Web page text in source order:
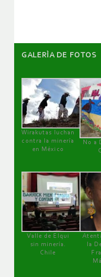
GALERÌA DE FOTOS
Wirakutas luchan
contra la minería
en México
No a
Valle de Elqui
sin minería.
Chile
la